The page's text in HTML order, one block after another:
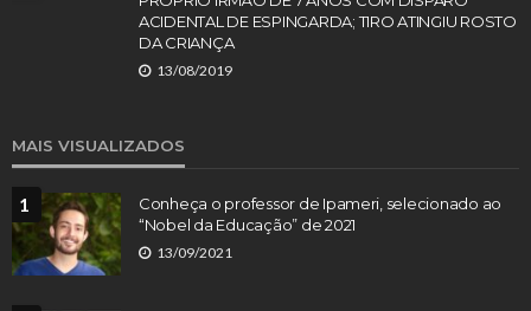
ACIDENTAL DE ESPINGARDA; TIRO ATINGIU ROSTO
DA CRIANÇA
13/08/2019
MAIS VISUALIZADOS
1
Conheça o professor de Ipameri, selecionado ao
“Nobel da Educação” de 2021
13/09/2021